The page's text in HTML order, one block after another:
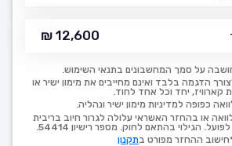
12,600 ₪
על סמך המחשבונים בתנאי השימוש.
הדגמה בלבד ואינם מחייבים את מימון ישיר או
קארוויז, יחד וכל אחד לחוד.
כפופה למדיניות מימון ישיר ונהליה.
או בהחזר האשראי עלולה לגרור חיוב בריבית
הגילוי בהתאם לחוק. מספר רישיון 54414.
ההחזר מפורט בתקנון